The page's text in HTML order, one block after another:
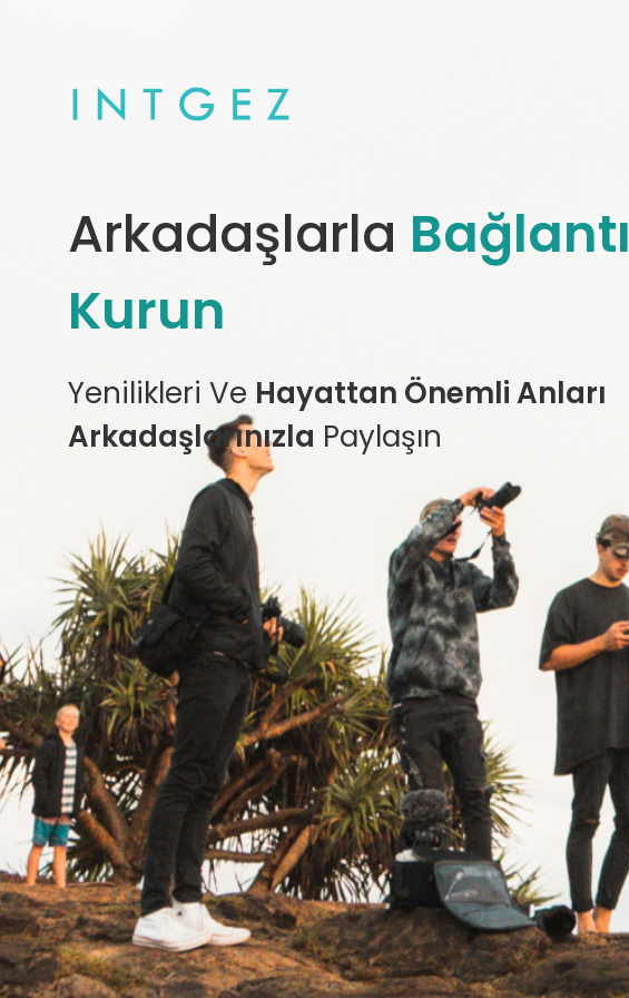
Arkadaşlarla Bağlantı
Kurun
Yenilikleri Ve Hayattan Önemli Anları
Arkadaşlarınızla Paylaşın